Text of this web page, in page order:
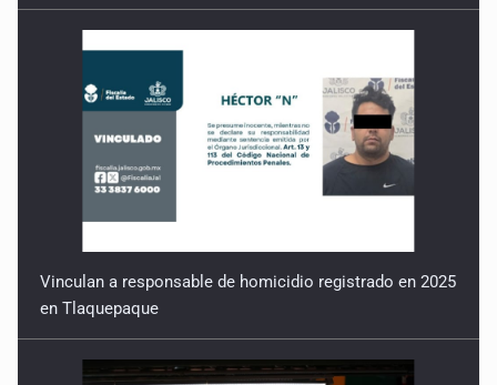
Vinculan a responsable de homicidio registrado en 2025
en Tlaquepaque